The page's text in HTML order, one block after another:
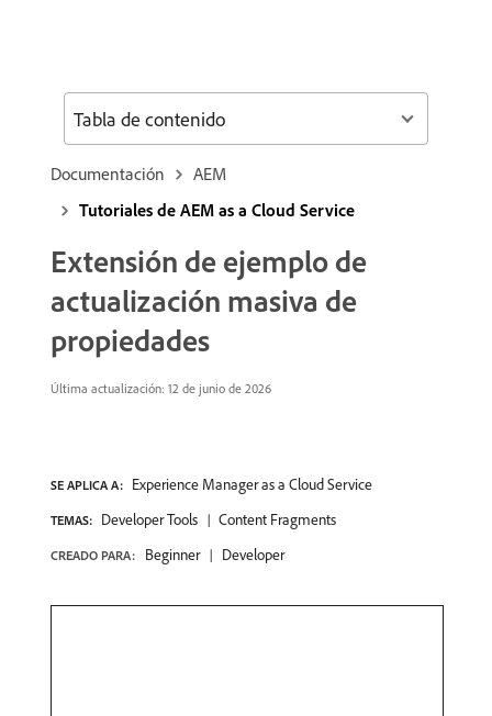
Documentación
AEM
Tutoriales de AEM as a Cloud Service
Extensión de ejemplo de
actualización masiva de
propiedades
Última actualización: 12 de junio de 2026
SE APLICA A: Experience Manager as a Cloud Service
TEMAS: Developer Tools Content Fragments
CREADO PARA: Beginner Developer
Tabla de contenido